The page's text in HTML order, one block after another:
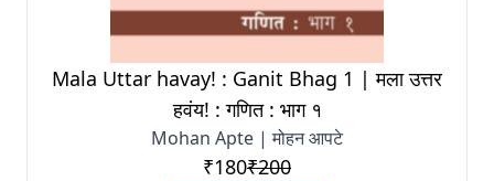
Mala Uttar havay! : Ganit Bhag 1 | मला उत्तर
हवंय! : गणित : भाग १
Mohan Apte | मोहन आपटे
₹180₹200